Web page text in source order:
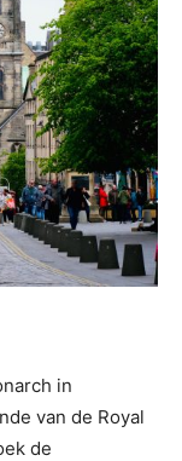
in
van de Royal
de